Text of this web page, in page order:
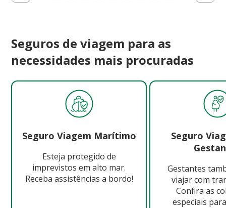
Seguros de viagem para as
necessidades mais procuradas
Seguro Viagem Marítimo
Esteja protegido de
imprevistos em alto mar.
Receba assistências a bordo!
Seguro
Gestantes
viajar com
Confira as
especiais